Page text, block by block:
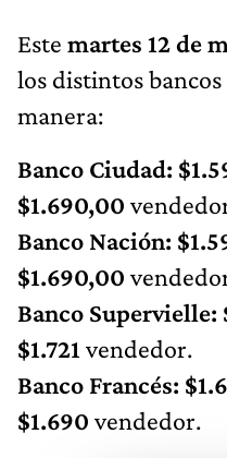
Este martes 12 de
los distintos
manera:
Banco Ciudad:
$1.690,00
Banco Nación:
$1.690,00
Banco Supervielle:
$1.721 vendedor.
Banco Francés:
$1.690 vendedor.